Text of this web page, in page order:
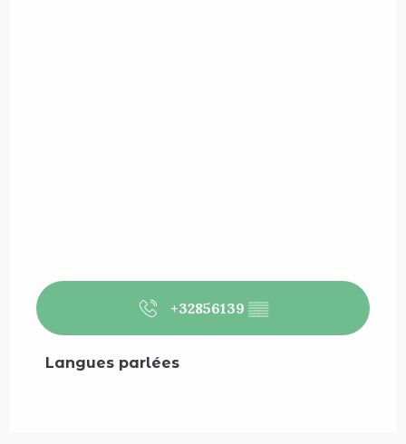
+32856139 ▒▒
Langues parlées
Langues parlées